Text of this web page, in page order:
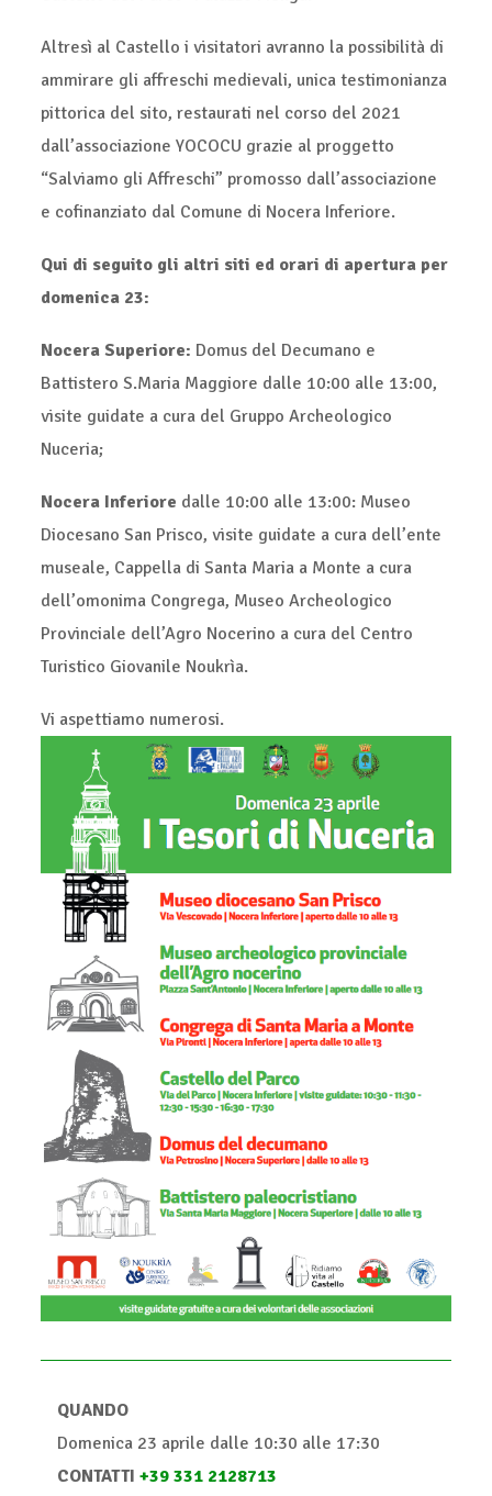
Altresì al Castello i visitatori avranno la possibilità di
ammirare gli affreschi medievali, unica testimonianza
pittorica del sito, restaurati nel corso del 2021
dall’associazione YOCOCU grazie al proggetto
“Salviamo gli Affreschi” promosso dall’associazione
e cofinanziato dal Comune di Nocera Inferiore.
Qui di seguito gli altri siti ed orari di apertura per
domenica 23:
Nocera Superiore: Domus del Decumano e
Battistero S.Maria Maggiore dalle 10:00 alle 13:00,
visite guidate a cura del Gruppo Archeologico
Nuceria;
Nocera Inferiore dalle 10:00 alle 13:00: Museo
Diocesano San Prisco, visite guidate a cura dell’ente
museale, Cappella di Santa Maria a Monte a cura
dell’omonima Congrega, Museo Archeologico
Provinciale dell’Agro Nocerino a cura del Centro
Turistico Giovanile Noukrìa.
Vi aspettiamo numerosi.
QUANDO
Domenica 23 aprile dalle 10:30 alle 17:30
CONTATTI+39 331 2128713